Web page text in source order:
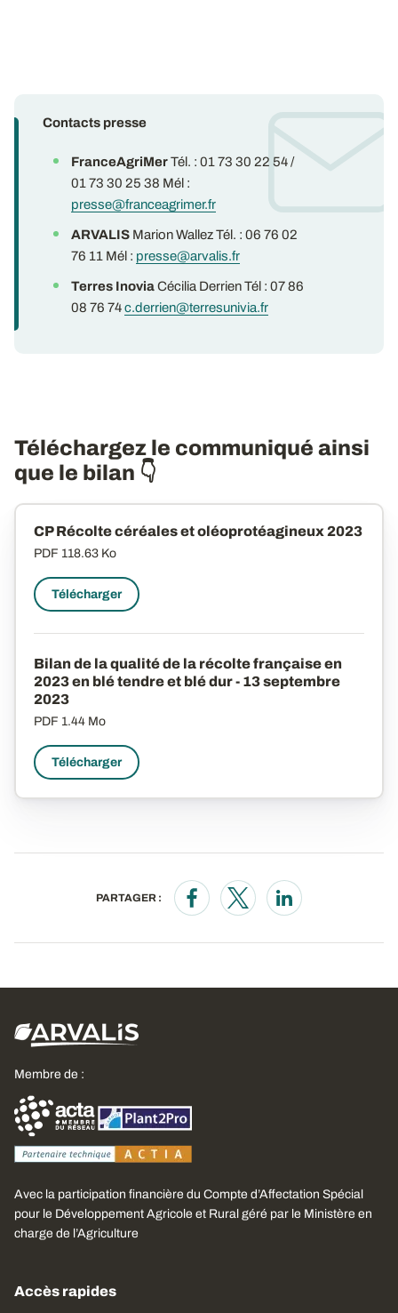
Contacts presse
FranceAgriMerTél. : 01 73 30 22 54 /
01 73 30 25 38 Mél :
presse@franceagrimer.fr
ARVALIS Marion Wallez Tél. : 06 76 02
76 11 Mél : presse@arvalis.fr
Terres InoviaCécilia Derrien Tél : 07 86
08 76 74c.derrien@terresunivia.fr
Téléchargez le communiqué ainsi
que le bilan 👇
CP Récolte céréales et oléoprotéagineux 2023
PDF 118.63 Ko
Télécharger
Bilan de la qualité de la récolte française en
2023 en blé tendre et blé dur - 13 septembre
2023
PDF 1.44 Mo
Télécharger
PARTAGER :
Opens in a new window
Opens in a new window
Opens in a new
Membre de :
Avec la participation financière du Compte d’Affectation Spécial
pour le Développement Agricole et Rural géré par le Ministère en
charge de l’Agriculture
Accès rapides